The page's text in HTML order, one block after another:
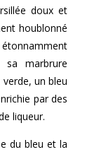
doux et
houblonné
marbrure
un bleu
par des
liqueur.
du bleu et la